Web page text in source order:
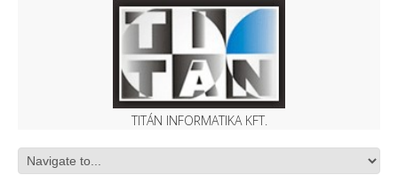
TITÁN INFORMATIKA KFT.